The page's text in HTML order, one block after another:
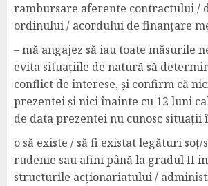
rambursare aferente contractului /
ordinului / acordului de finanțare
– mă angajez să iau toate măsurile
evita situațiile de natură să
conflict de interese, și confirm că
prezentei și nici înainte cu 12 luni
de data prezentei nu cunosc situații
o să existe / să fi existat legături
rudenie sau afini până la gradul II
structurile acționariatului /